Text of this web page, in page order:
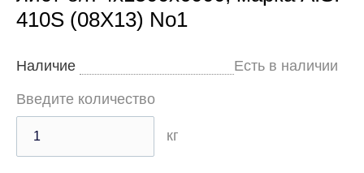
410S (08Х13) No1
Наличие Есть в наличии
Введите количество
кг